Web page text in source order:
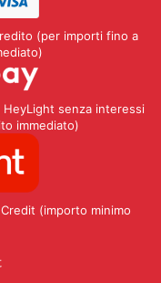
(per importi fino a
HeyLight senza interessi
immediato)
(importo minimo